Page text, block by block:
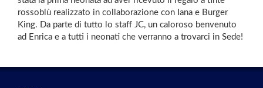
rossoblù realizzato in collaborazione con Iana e Burger
King. Da parte di tutto lo staff JC, un caloroso benvenuto
ad Enrica e a tutti i neonati che verranno a trovarci in Sede!